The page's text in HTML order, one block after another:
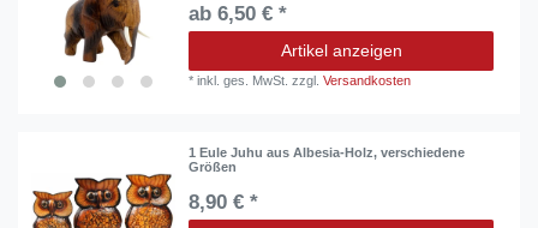
ab 6,50 € *
Artikel anzeigen
*inkl. ges. MwSt. zzgl.Versandkosten
1 Eule Juhu aus Albesia-Holz, verschiedene
Größen
8,90 € *